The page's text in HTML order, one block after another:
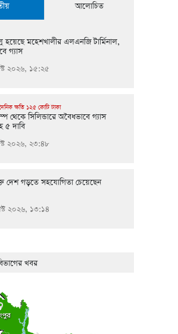
আলোচিত
মহেশখালীর এলএনজি টার্মিনাল,
গ্যাস
২০২৬, ১৫:২৫
ক্ষতি ১২৫ কোটি টাকা
থেকে সিলিন্ডারে অবৈধভাবে গ্যাস
৫ দাবি
২০২৬, ২৩:৪৮
দেশ গড়তে সহযোগিতা চেয়েছেন
২০২৬, ১৩:১৪
খবর